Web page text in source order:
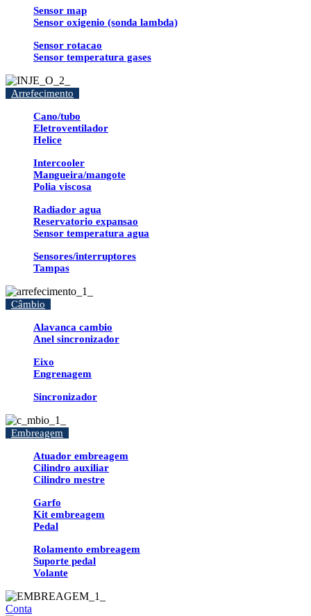
Sensor map
Sensor oxigenio (sonda lambda)
Sensor rotacao
Sensor temperatura gases
Arrefecimento
Cano/tubo
Eletroventilador
Helice
Intercooler
Mangueira/mangote
Polia viscosa
Radiador agua
Reservatorio expansao
Sensor temperatura agua
Sensores/interruptores
Tampas
Câmbio
Alavanca cambio
Anel sincronizador
Eixo
Engrenagem
Sincronizador
Embreagem
Atuador embreagem
Cilindro auxiliar
Cilindro mestre
Garfo
Kit embreagem
Pedal
Rolamento embreagem
Suporte pedal
Volante
Conta